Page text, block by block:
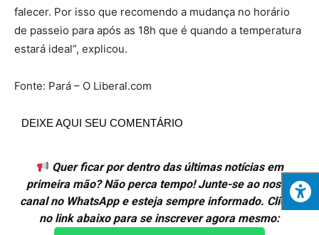
falecer. Por isso que recomendo a mudança no horário
de passeio para após as 18h que é quando a temperatura
estará ideal”, explicou.
Fonte: Pará – O Liberal.com
DEIXE AQUI SEU COMENTÁRIO
Quer ficar por dentro das últimas notícias em
primeira mão? Não perca tempo! Junte-se ao nosso
canal no WhatsApp e esteja sempre informado. Clique
no link abaixo para se inscrever agora mesmo: